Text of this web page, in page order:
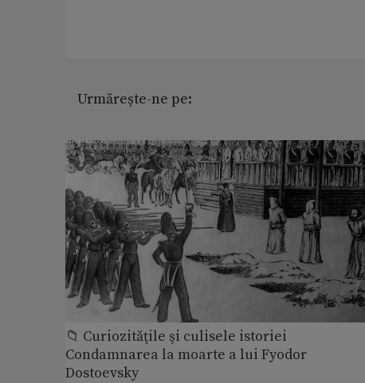
Urmărește-ne pe:
📁 Curiozităţile şi culisele istoriei
Condamnarea la moarte a lui Fyodor
Dostoevsky